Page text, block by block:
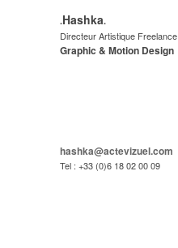
.Hashka.
Directeur Artistique Freelance
Graphic & Motion Design
hashka@actevizuel.com
Tel : +33 (0)6 18 02 00 09